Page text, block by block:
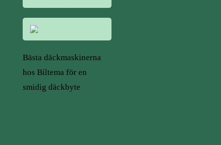
Bästa däckmaskinerna
hos Biltema för en
smidig däckbyte